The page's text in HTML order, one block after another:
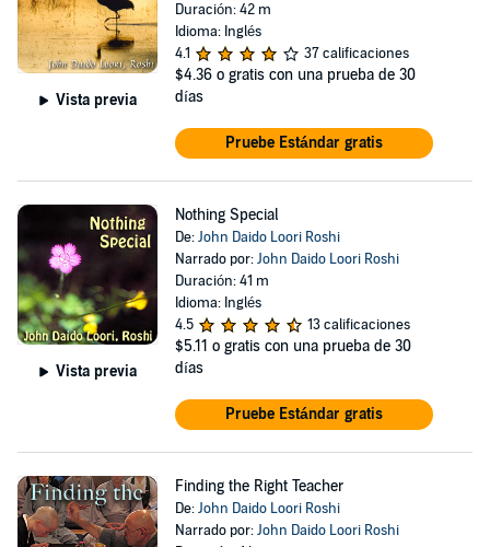
Vista previa
Duración: 42 m
Idioma: Inglés
4.1
37 calificaciones
$4.36 o gratis con una prueba de 30
días
Pruebe Estándar gratis
Vista previa
Nothing Special
De:John Daido Loori Roshi
Narrado por:John Daido Loori Roshi
Duración: 41 m
Idioma: Inglés
4.5
13 calificaciones
$5.11 o gratis con una prueba de 30
días
Pruebe Estándar gratis
Finding the Right Teacher
De:John Daido Loori Roshi
Narrado por:John Daido Loori Roshi